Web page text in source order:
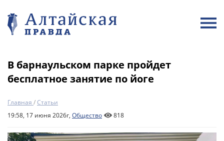
В барнаульском парке пройдет
бесплатное занятие по йоге
Главная /Статьи
19:58, 17 июня 2026г, Общество 818